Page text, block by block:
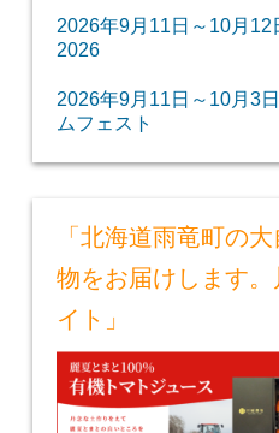
2026年9月11日～10月
2026
2026年9月11日～10月3
ムフェスト
「北海道雨竜町の
物をお届けします
イト」